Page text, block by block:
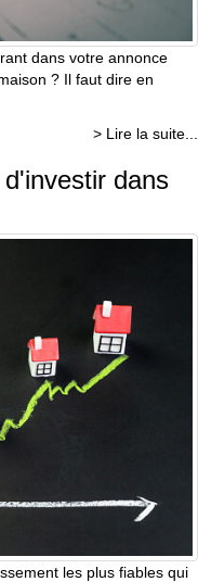
dans votre annonce
? Il faut dire en
> Lire la suite...
dans
les plus fiables qui